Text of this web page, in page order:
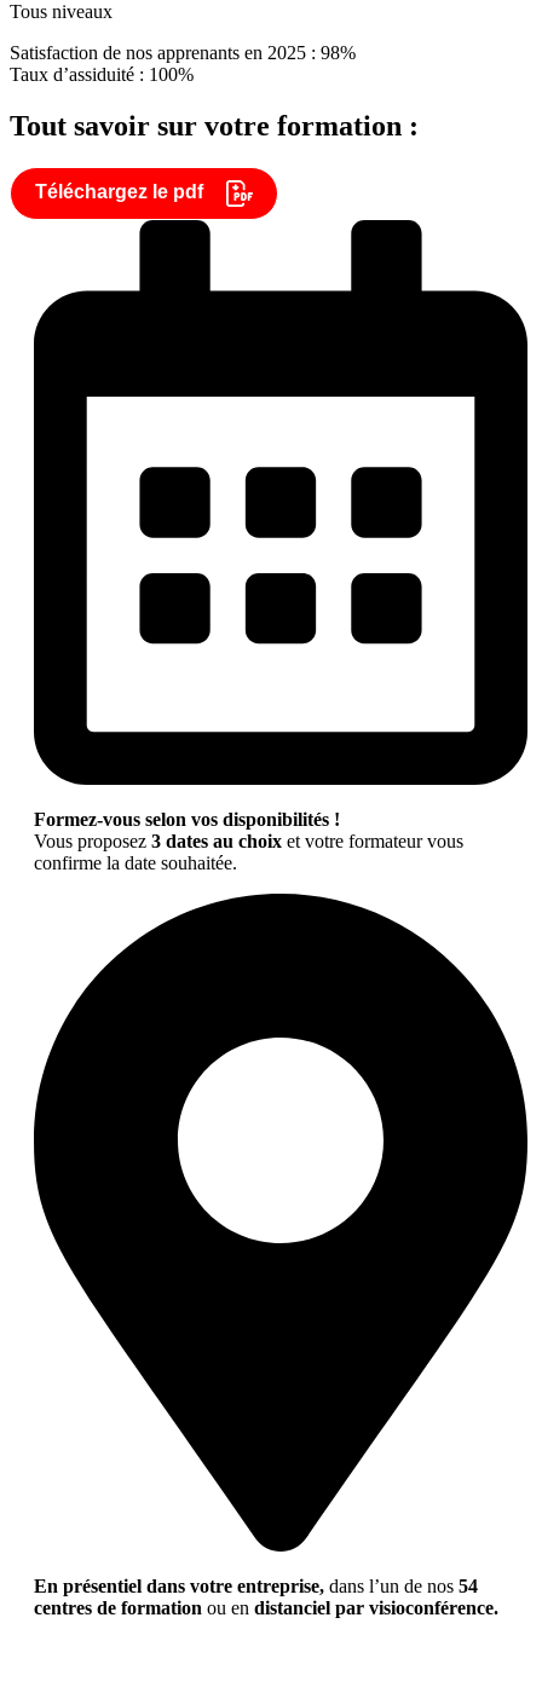
Tous niveaux
Satisfaction de nos apprenants en 2025 : 98%
Taux d’assiduité : 100%
Tout savoir sur votre formation :
Téléchargez le pdf
Formez-vous selon vos disponibilités !
Vous proposez 3 dates au choix et votre formateur vous
confirme la date souhaitée.
En présentiel dans votre entreprise, dans l’un de nos 54
centres de formation ou en distanciel par visioconférence.